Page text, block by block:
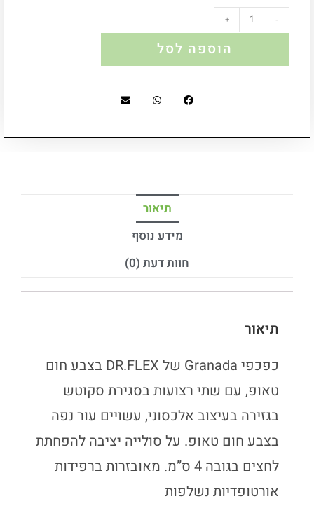
-
+
הוספה לסל
תיאור
מידע נוסף
חוות דעת (0)
תיאור
כפכפי Granada של DR.FLEX בצבע חום
טאופ, עם שתי רצועות בסגירת סקוטש
בגזירה בעיצוב אלכסוני, עשויים עור נפה
בצבע חום טאופ. על סולייה יציבה להפחתת
לחצים בגובה 4 ס”מ. מאובזרות ברפידות
אורטופדיות נשלפות